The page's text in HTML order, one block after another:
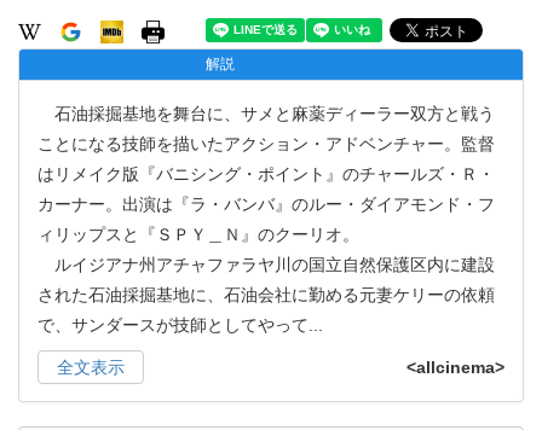
解説
石油採掘基地を舞台に、サメと麻薬ディーラー双方と戦う
ことになる技師を描いたアクション・アドベンチャー。監督
はリメイク版『バニシング・ポイント』のチャールズ・Ｒ・
カーナー。出演は『ラ・バンバ』のルー・ダイアモンド・フ
ィリップスと『ＳＰＹ＿Ｎ』のクーリオ。
ルイジアナ州アチャファラヤ川の国立自然保護区内に建設
された石油採掘基地に、石油会社に勤める元妻ケリーの依頼
で、サンダースが技師としてやって
全文表示 <allcinema>